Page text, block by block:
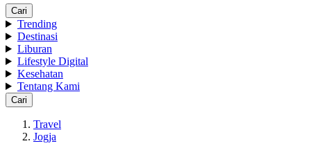
Cari
Trending
Destinasi
Liburan
Lifestyle Digital
Kesehatan
Tentang Kami
Cari
Travel
Jogja